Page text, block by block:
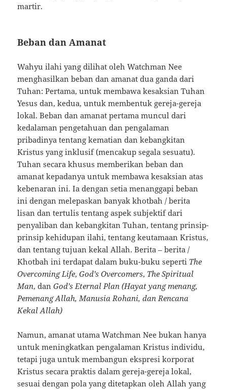
martir.
Beban dan Amanat
Wahyu ilahi yang dilihat oleh Watchman Nee
menghasilkan beban dan amanat dua ganda dari
Tuhan: Pertama, untuk membawa kesaksian Tuhan
Yesus dan, kedua, untuk membentuk gereja-gereja
lokal. Beban dan amanat pertama muncul dari
kedalaman pengetahuan dan pengalaman
pribadinya tentang kematian dan kebangkitan
Kristus yang inklusif (mencakup segala sesuatu).
Tuhan secara khusus memberikan beban dan
amanat kepadanya untuk membawa kesaksian atas
kebenaran ini. Ia dengan setia menanggapi beban
ini dengan melepaskan banyak khotbah / berita
lisan dan tertulis tentang aspek subjektif dari
penyaliban dan kebangkitan Tuhan, tentang prinsip-
prinsip kehidupan ilahi, tentang keutamaan Kristus,
dan tentang tujuan kekal Allah. Berita – berita /
Khotbah ini terdapat dalam buku-buku seperti The
Overcoming Life,God’s Overcomers, The Spiritual
Man, danGod’s Eternal Plan (Hayat yang menang,
Pemenang Allah, Manusia Rohani, dan Rencana
Kekal Allah)
Namun, amanat utama Watchman Nee bukan hanya
untuk meningkatkan pengalaman Kristus individu,
tetapi juga untuk membangun ekspresi korporat
Kristus secara praktis dalam gereja-gereja lokal,
sesuai dengan pola yang ditetapkan oleh Allah yang